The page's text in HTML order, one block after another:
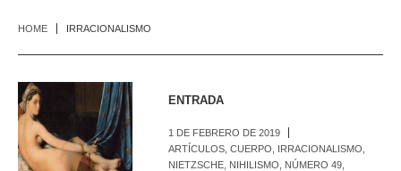
HOME IRRACIONALISMO
ENTRADA
1 DE FEBRERO DE 2019
ARTÍCULOS ,CUERPO IRRACIONALISMO
NIETZSCHE NIHILISMO NÚMERO 49